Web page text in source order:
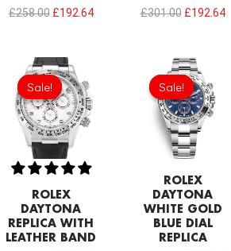
£258.00 £192.64
£301.00 £192.64
Sale!
Sale!
ROLEX
DAYTONA
REPLICA WITH
LEATHER BAND
Original
price
was:
£301.00.£192.64.
Sale!
Sale!
ROLEX
DAYTONA
WHITE GOLD
BLUE DIAL
REPLICA
Original
price
was:
£301.00.